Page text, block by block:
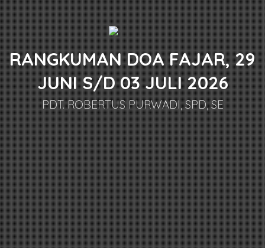
RANGKUMAN DOA FAJAR, 29
JUNI S/D 03 JULI 2026
PDT. ROBERTUS PURWADI, SPD, SE